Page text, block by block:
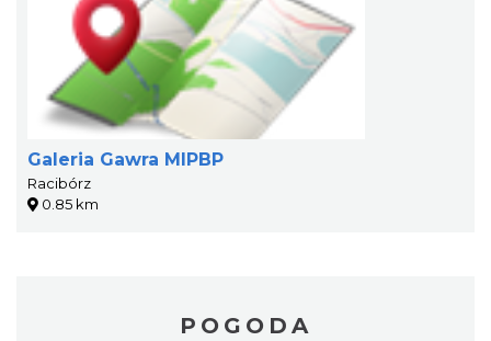
Galeria Gawra MIPBP
Racibórz
0.85 km
POGODA